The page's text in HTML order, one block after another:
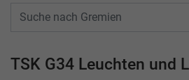
TSK G34 Leuchten und